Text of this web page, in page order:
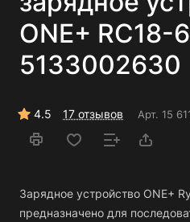
ONE+ RC18-
5133002630
4.5 17 отзывов Арт. 15
Зарядное устройство ONE+
предназначено для